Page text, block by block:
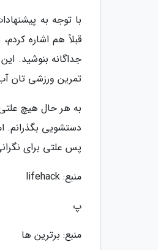
جداگانه بنوشید.
تمرین ورزشی تان
به هر حال هیچ
دستشویی بگذرانم.
پس علتی برای
منبع: lifehack
پ
منبع: برترین ها